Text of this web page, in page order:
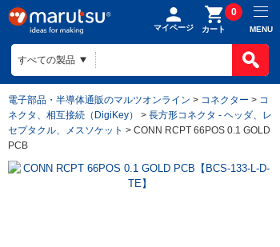
マイページ カート
0
MENU
電子部品・半導体通販のマルツオンライン > コネクター > コ
ネクタ、相互接続（DigiKey）
> 長方形コネクタ - ヘッダ、レ
セプタクル、メスソケット > CONN RCPT 66POS 0.1 GOLD
PCB